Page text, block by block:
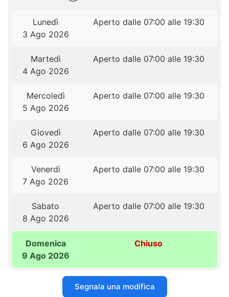
Lunedì
3 Ago 2026
Aperto dalle 07:00 alle 19:30
Martedì
4 Ago 2026
Aperto dalle 07:00 alle 19:30
Mercoledì
5 Ago 2026
Aperto dalle 07:00 alle 19:30
Giovedì
6 Ago 2026
Aperto dalle 07:00 alle 19:30
Venerdì
7 Ago 2026
Aperto dalle 07:00 alle 19:30
Sabato
8 Ago 2026
Aperto dalle 07:00 alle 19:30
Domenica
9 Ago 2026
Chiuso
Segnala una modifica